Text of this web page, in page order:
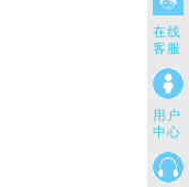
在线
客服
用户
中心